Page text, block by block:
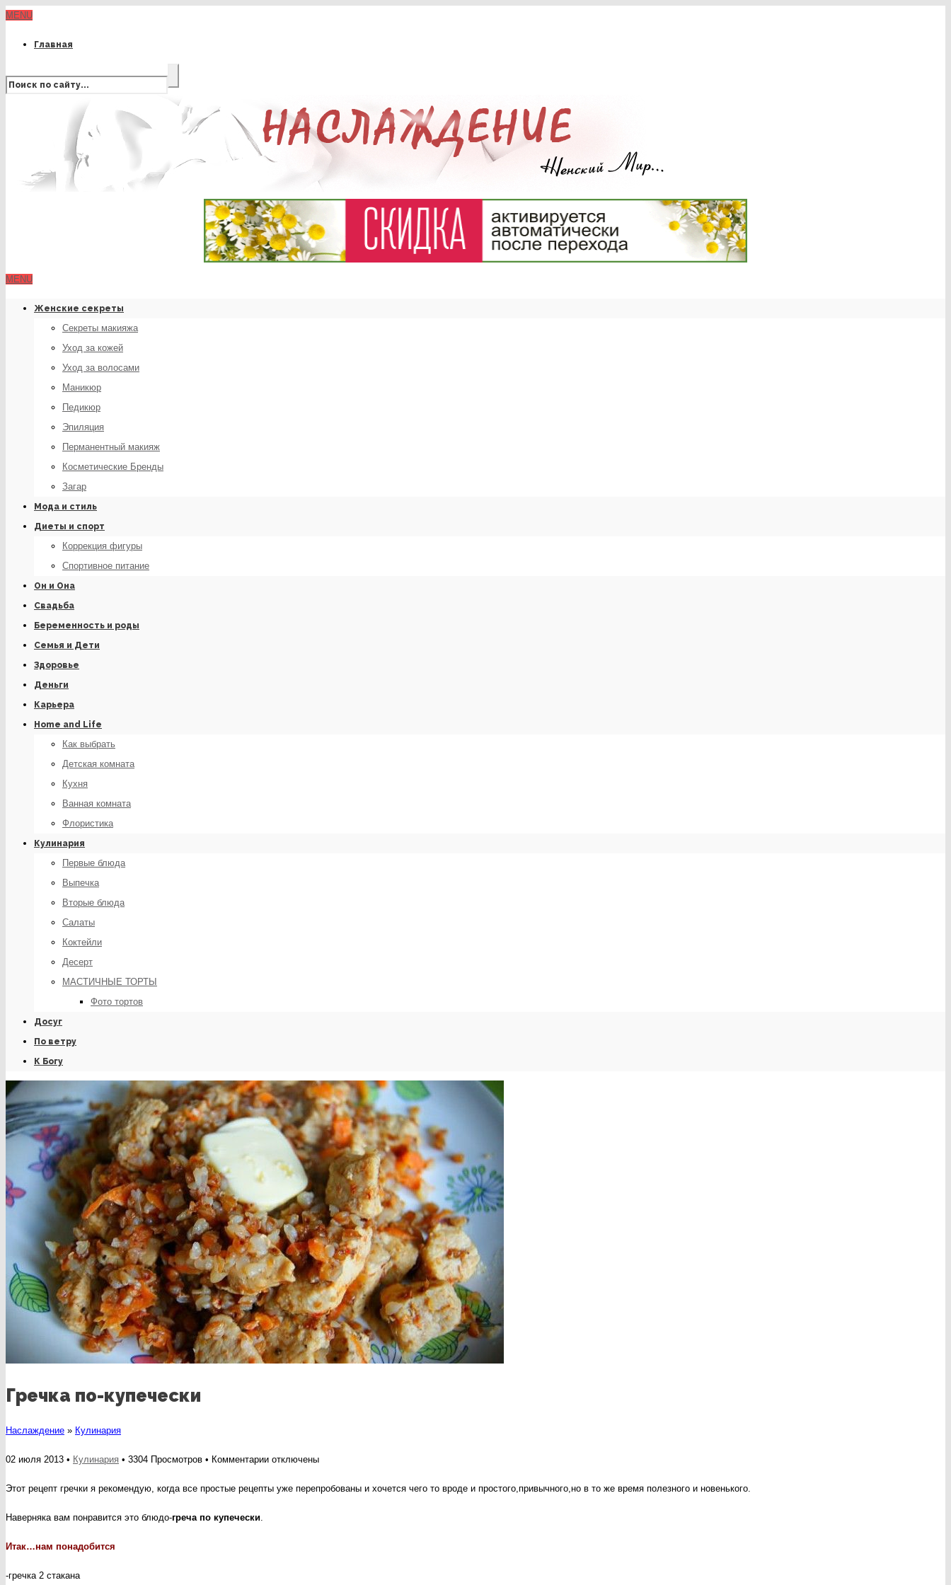
MENU
Главная
MENU
Женские секреты
Секреты макияжа
Уход за кожей
Уход за волосами
Маникюр
Педикюр
Эпиляция
Перманентный макияж
Косметические Бренды
Загар
Мода и стиль
Диеты и спорт
Коррекция фигуры
Спортивное питание
Он и Она
Свадьба
Беременность и роды
Семья и Дети
Здоровье
Деньги
Карьера
Home and Life
Как выбрать
Детская комната
Кухня
Ванная комната
Флористика
Кулинария
Первые блюда
Выпечка
Вторые блюда
Салаты
Коктейли
Десерт
МАСТИЧНЫЕ ТОРТЫ
Фото тортов
Досуг
По ветру
К Богу
Гречка по-купечески
Наслаждение » Кулинария
02 июля 2013 • Кулинария • 3304 Просмотров • Комментариикотключены
Этот рецепт гречки я рекомендую, когда все простые рецепты уже перепробованы и хочется чего то вроде и простого,привычного,но в то же время полезного и новенького.
Наверняка вам понравится это блюдо-греча по купечески
Итак…нам понадобится
-гречка 2 стакана